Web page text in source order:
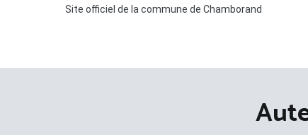
Site officiel de la commune de Chamborand